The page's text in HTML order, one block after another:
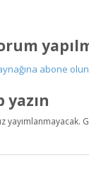
abone olun
yazın
yayımlanmayacak.